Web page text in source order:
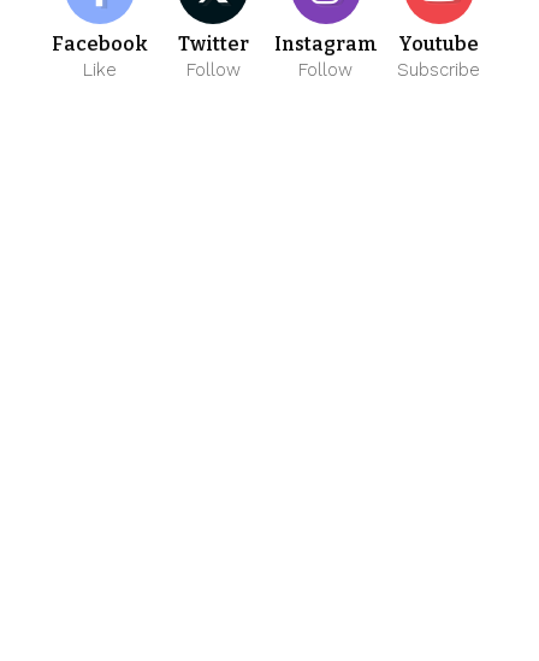
Facebook
Like
Twitter
Follow
Instagram
Follow
Youtube
Subscribe